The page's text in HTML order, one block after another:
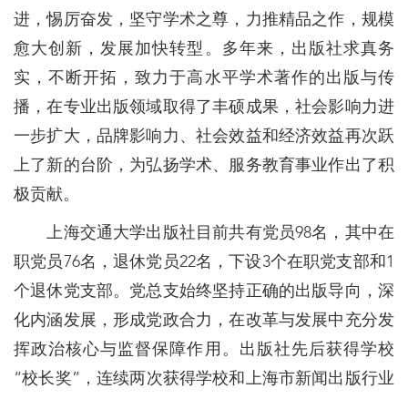
进，惕厉奋发，坚守学术之尊，力推精品之作，规模
愈大创新，发展加快转型。多年来，出版社求真务
实，不断开拓，致力于高水平学术著作的出版与传
播，在专业出版领域取得了丰硕成果，社会影响力进
一步扩大，品牌影响力、社会效益和经济效益再次跃
上了新的台阶，为弘扬学术、服务教育事业作出了积
极贡献。
上海交通大学出版社目前共有党员98名，其中在
职党员76名，退休党员22名，下设3个在职党支部和1
个退休党支部。党总支始终坚持正确的出版导向，深
化内涵发展，形成党政合力，在改革与发展中充分发
挥政治核心与监督保障作用。出版社先后获得学校
“校长奖”，连续两次获得学校和上海市新闻出版行业